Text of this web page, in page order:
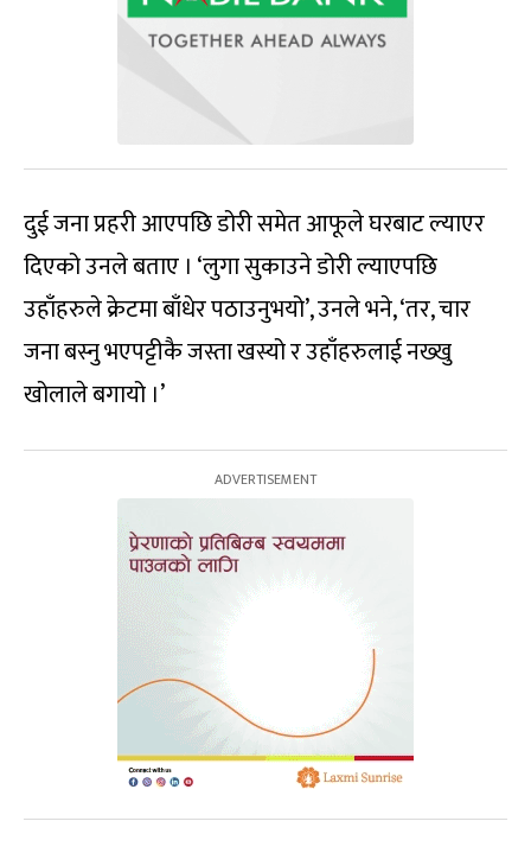
दुई जना प्रहरी आएपछि डोरी समेत आफूले घरबाट ल्याएर
दिएको उनले बताए । ‘लुगा सुकाउने डोरी ल्याएपछि
उहाँहरुले क्रेटमा बाँधेर पठाउनुभयो’, उनले भने, ‘तर, चार
जना बस्नु भएपट्टीकै जस्ता खस्यो र उहाँहरुलाई नख्खु
खोलाले बगायो ।’